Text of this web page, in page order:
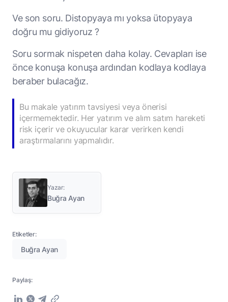
Paylaş:
Ve son soru. Distopyaya mı yoksa ütopyaya
doğru mu gidiyoruz ?
Soru sormak nispeten daha kolay. Cevapları ise
önce konuşa konuşa ardından kodlaya kodlaya
beraber bulacağız.
Bu makale yatırım tavsiyesi veya önerisi
içermemektedir. Her yatırım ve alım satım hareketi
risk içerir ve okuyucular karar verirken kendi
araştırmalarını yapmalıdır.
Yazar:
Buğra Ayan
Etiketler:
Buğra Ayan